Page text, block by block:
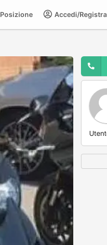
Accedi/
Posizione